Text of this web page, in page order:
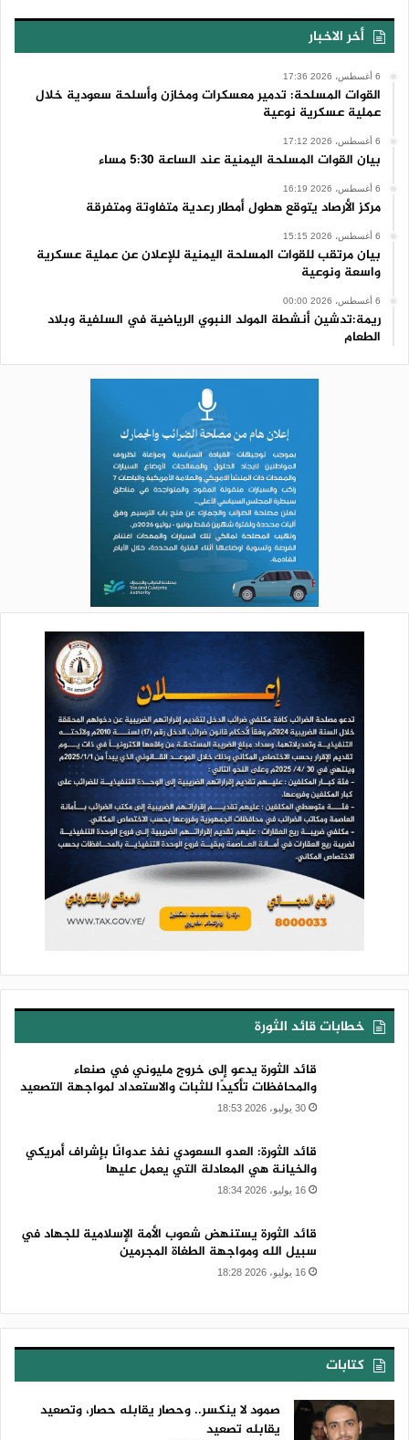
أخر الاخبار
6 أغسطس، 2026 17:36
القوات المسلحة: تدمير معسكرات ومخازن وأسلحة سعودية خلال
عملية عسكرية نوعية
6 أغسطس، 2026 17:12
بيان القوات المسلحة اليمنية عند الساعة 5:30 مساء
6 أغسطس، 2026 16:19
مركز الأرصاد يتوقع هطول أمطار رعدية متفاوتة ومتفرقة
6 أغسطس، 2026 15:15
بيان مرتقب للقوات المسلحة اليمنية للإعلان عن عملية عسكرية
واسعة ونوعية
6 أغسطس، 2026 00:00
ريمة:تدشين أنشطة المولد النبوي الرياضية في السلفية وبلاد
الطعام
خطابات قائد الثورة
قائد الثورة يدعو إلى خروج مليوني في صنعاء
والمحافظات تأكيدًا للثبات والاستعداد لمواجهة التصعيد
30 يوليو، 2026 18:53
قائد الثورة: العدو السعودي نفذ عدوانًا بإشراف أمريكي
والخيانة هي المعادلة التي يعمل عليها
16 يوليو، 2026 18:34
قائد الثورة يستنهض شعوب الأمة الإسلامية للجهاد في
سبيل الله ومواجهة الطغاة المجرمين
16 يوليو، 2026 18:28
كتابات
صمود لا ينكسر.. وحصار يقابله حصار، وتصعيد
يقابله تصعيد